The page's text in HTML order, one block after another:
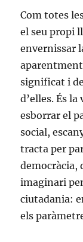
Com totes
el seu propi
envernissar
significat i
d’elles. És
esborrar el
social,
tracta per
democràcia,
imaginari
ciutadania:
els